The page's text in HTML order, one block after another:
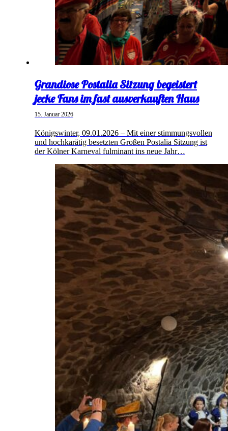
Grandiose Postalia Sitzung begeistert
jecke Fans im fast ausverkauften Haus
15. Januar 2026
Königswinter, 09.01.2026 – Mit einer stimmungsvollen
und hochkarätig besetzten Großen Postalia Sitzung ist
der Kölner Karneval fulminant ins neue Jahr…